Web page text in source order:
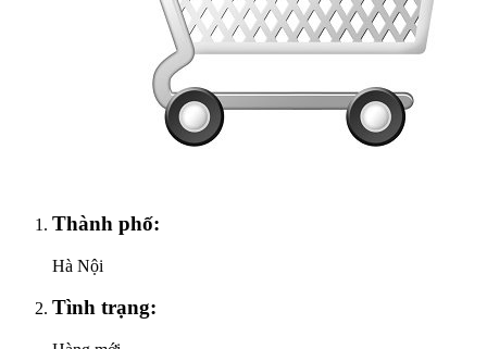
Thành phố:
Hà Nội
Tình trạng: